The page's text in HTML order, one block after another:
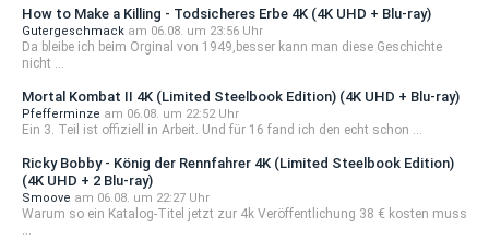
How to Make a Killing - Todsicheres Erbe 4K (4K UHD + Blu-ray)
Gutergeschmack am 06.08. um 23:56 Uhr
Da bleibe ich beim Orginal von 1949,besser kann man diese Geschichte
nicht ...
Mortal Kombat II 4K (Limited Steelbook Edition) (4K UHD + Blu-ray)
Pfefferminze am 06.08. um 22:52 Uhr
Ein 3. Teil ist offiziell in Arbeit. Und für 16 fand ich den echt schon ...
Ricky Bobby - König der Rennfahrer 4K (Limited Steelbook Edition)
(4K UHD + 2 Blu-ray)
Smoove am 06.08. um 22:27 Uhr
Warum so ein Katalog-Titel jetzt zur 4k Veröffentlichung 38 € kosten muss
...